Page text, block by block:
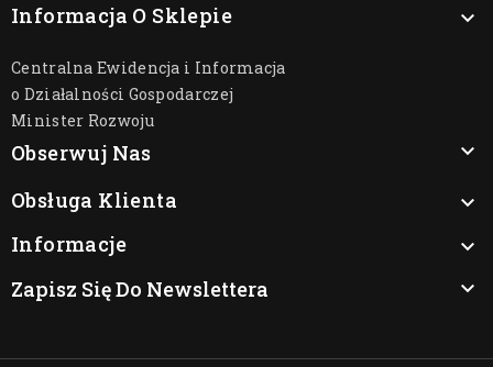
Informacja O Sklepie 
Centralna Ewidencja i Informacja
o Działalności Gospodarczej
Minister Rozwoju
Obserwuj Nas

Obsługa Klienta

Informacje

Zapisz Się Do Newslettera
